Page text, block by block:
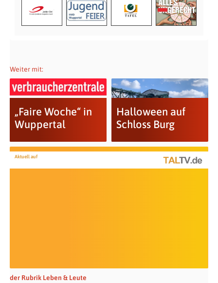
Weiter mit:
„Faire Woche“ in
Wuppertal
Halloween auf
Schloss Burg
Aktuell auf
der Rubrik Leben & Leute